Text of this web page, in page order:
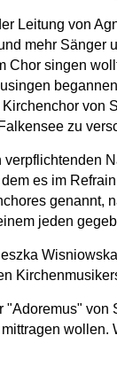
Leitung von
mehr Sänger
singen
von
zu
es im
genannt,
jeden